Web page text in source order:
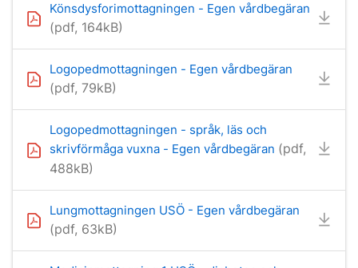
Könsdysforimottagningen - Egen vårdbegäran
(pdf, 164kB)
Logopedmottagningen - Egen vårdbegäran
(pdf, 79kB)
Logopedmottagningen - språk, läs och
skrivförmåga vuxna - Egen vårdbegäran (pdf,
488kB)
Lungmottagningen USÖ - Egen vårdbegäran
(pdf, 63kB)